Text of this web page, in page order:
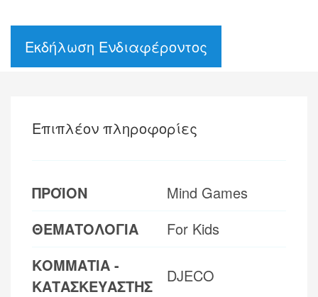
Εκδήλωση Ενδιαφέροντος
Επιπλέον πληροφορίες
ΠΡΟΪΟΝ
Mind Games
ΘΕΜΑΤΟΛΟΓΙΑ
For Kids
ΚΟΜΜΑΤΙΑ -
ΚΑΤΑΣΚΕΥΑΣΤΗΣ
DJECO